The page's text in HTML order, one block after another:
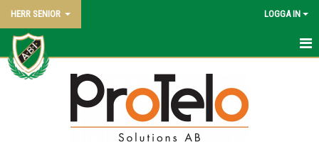
HERR SENIOR LOGGA IN
HEM